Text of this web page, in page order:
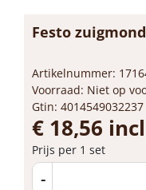
Festo
Artikelnummer:
Voorraad: Niet op
Gtin: 4014549032237
€ 18,56
Prijs per 1 set
-